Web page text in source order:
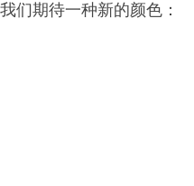
们期待一种新的颜色：